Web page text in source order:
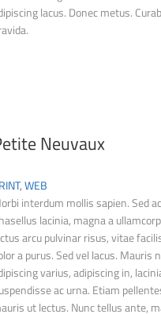
lacus. Donec metus.
Neuvaux
,WEB
interdum mollis sapien. Sed
lacinia, magna a
arcu pulvinar risus, vitae
a purus. Sed vel lacus. Mauris
varius, adipiscing in,
ac urna. Etiam
ut lectus. Nunc tellus ante,